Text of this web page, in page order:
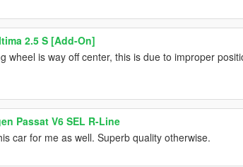
2.5 S [Add-On]
wheel is way off center, this is due to improper
Passat V6 SEL R-Line
car for me as well. Superb quality otherwise.